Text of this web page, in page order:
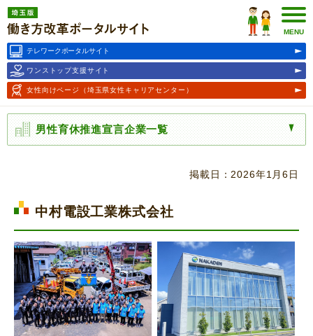
埼玉版働き方改革ポータルサ
イト
MENU
テレワークポータルサイト
ワンストップ支援サイト
女性向けページ （埼玉県女性キャリアセンター）
男性育休推進宣言企業一覧
掲載日：2026年1月6日
中村電設工業株式会社